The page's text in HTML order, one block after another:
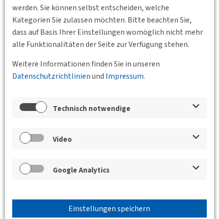
werden. Sie können selbst entscheiden, welche
Kategorien Sie zulassen möchten. Bitte beachten Sie,
dass auf Basis Ihrer Einstellungen womöglich nicht mehr
alle Funktionalitäten der Seite zur Verfügung stehen.
Weitere Informationen finden Sie in unseren
Datenschutzrichtlinienund Impressum.
Technisch notwendige
Video
Google Analytics
Einstellungen speichern
ersten 1 ½ Jahre Betrieb gezogen.
Ein Ausblick auf die Zukunft und Weiterentwicklung des
Fahrradvermietsystems runden den Vortrag ab. Vielleicht
bekommen auch Sie dabei Lust auf Miet-Radeln in Mainz.
Referent: Michael Kraus, Mainzer Verkehrsgesellschaft mbH
(MVG)
Organisation und Anmeldung: Kevin Löhr,
kevin.loehr(at)mvg-mainz.de, Telefon 06131 12-6639
Ort: Mainzer Verkehrsgesellschaft, Mozartstr. 8, 55118 Mainz,
Raum 400
Verwandte Nachrichten